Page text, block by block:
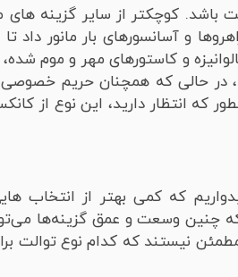
باشد. کوچکتر از سایر گزینه های
و آسانسورهای بار مانور داد
و کاستورهای مهر و موم شده،
در حالی که همچنان حریم
که انتظار دارید، این نوع از
که کمی بهتر از انتخاب
چنین وسعت و عمق گزینه‌ها
نیستند که کدام نوع توالت